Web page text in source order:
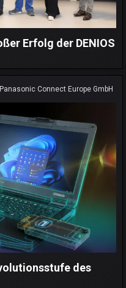
Erfolg der DENIOS
Panasonic Connect Europe GmbH
des